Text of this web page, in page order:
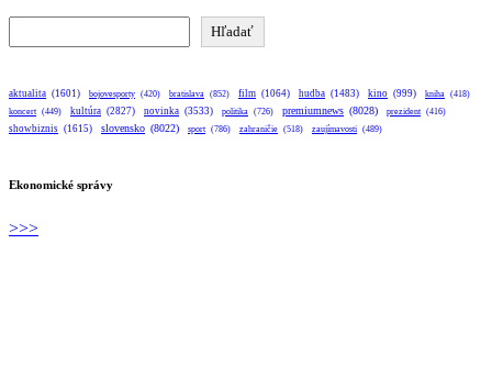
Hľadať
aktualita (1601) bojovesporty (420) bratislava (852) film (1064) hudba (1483) kino (999) kniha (418)
koncert (449) kultúra (2827) novinka (3533) politika (726) premiumnews (8028) prezident (416)
showbiznis (1615) slovensko (8022) sport (786) zahraničie (518) zaujímavosti (489)
Ekonomické správy
>>>